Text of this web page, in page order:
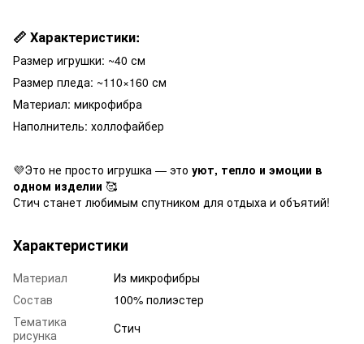
📏 Характеристики:
Размер игрушки: ~40 см
Размер пледа: ~110×160 см
Материал: микрофибра
Наполнитель: холлофайбер
💜Это не просто игрушка — это уют, тепло и эмоции в
одном изделии 🥰
Стич станет любимым спутником для отдыха и объятий!
Характеристики
Материал
Из микрофибры
Состав
100% полиэстер
Тематика
рисунка
Стич